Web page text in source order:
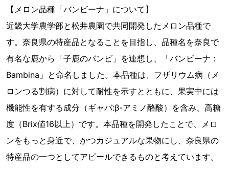
【メロン品種「バンビーナ」について】
近畿大学農学部と松井農園で共同開発したメロン品種で
す。奈良県の特産品となることを目指し、品種名を奈良で
有名な鹿から「子鹿のバンビ」を連想し、「バンビーナ：
Bambina」と命名しました。本品種は、フザリウム病（メ
ロンつる割病）に対して耐性を示すとともに、果実中には
機能性を有する成分（ギャバ:β-アミノ酪酸）を含み、高糖
度（Brix値16以上）です。本品種を開発したことで、メロ
ンをもっと身近で、かつカジュアルな果物にし、奈良県の
特産品の一つとしてアピールできるものと考えています。